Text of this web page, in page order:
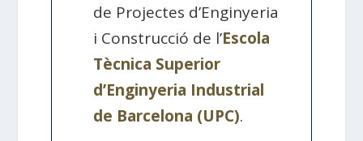
de Projectes d’Enginyeria
i Construcció de l’Escola
Tècnica Superior
d’Enginyeria Industrial
de Barcelona (UPC).